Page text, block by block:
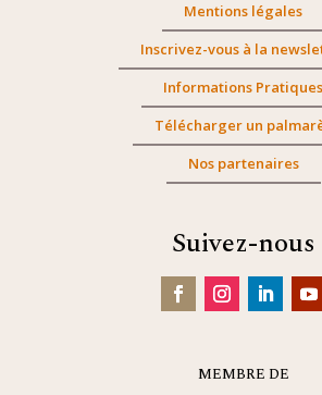
Mentions légales
Inscrivez-vous à la
Informations Pratiques
Télécharger un
Nos partenaires
Suivez-nous
MEMBRE DE